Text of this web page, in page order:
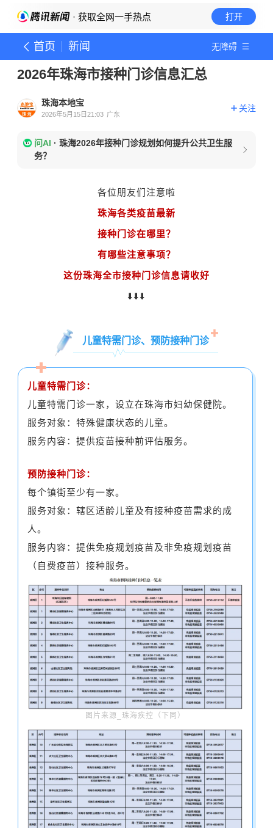
· 获取全网一手热点 打开
首页 新闻 无障碍
2026年珠海市接种门诊信息汇总
珠海本地宝
2026年5月15日21:03 广东
关注
问AI · 珠海2026年接种门诊规划如何提升公共卫生服
务？
各位朋友们注意啦
珠海各类疫苗最新
接种门诊在哪里？
有哪些注意事项？
这份珠海全市接种门诊信息请收好
⬇️⬇️⬇️
儿童特需门诊、预防接种门诊
儿童特需门诊：
儿童特需门诊一家，设立在珠海市妇幼保健院。
服务对象：特殊健康状态的儿童。
服务内容：提供疫苗接种前评估服务。
预防接种门诊：
每个镇街至少有一家。
服务对象：辖区适龄儿童及有接种疫苗需求的成
人。
服务内容：提供免疫规划疫苗及非免疫规划疫苗
（自费疫苗）接种服务。
图片来源_珠海疾控（下同）